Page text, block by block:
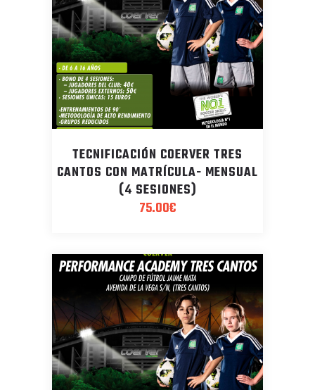
TECNIFICACIÓN COERVER TRES
CANTOS CON MATRÍCULA- MENSUAL
(4 SESIONES)
75.00€